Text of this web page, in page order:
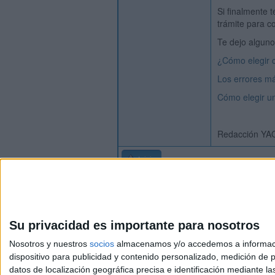
Su privacidad es importante para nosotros
Nosotros y nuestros socios almacenamos y/o accedemos a
dispositivo para publicidad y contenido personalizado, medición de
datos de localización geográfica precisa e identificación mediante
Si finalmente
trámite para
Te dejo
¿Cómo elegir
Los errores
Cómo elegir
Redacción
Inicio
© 2003-2026